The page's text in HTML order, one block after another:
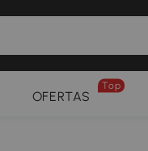
OFERTAS
Top